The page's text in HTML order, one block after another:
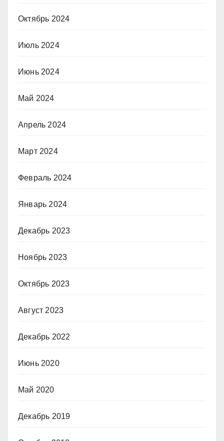
Октябрь 2024
Июль 2024
Июнь 2024
Май 2024
Апрель 2024
Март 2024
Февраль 2024
Январь 2024
Декабрь 2023
Ноябрь 2023
Октябрь 2023
Август 2023
Декабрь 2022
Июнь 2020
Май 2020
Декабрь 2019